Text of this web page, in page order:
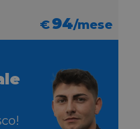
€94/mese